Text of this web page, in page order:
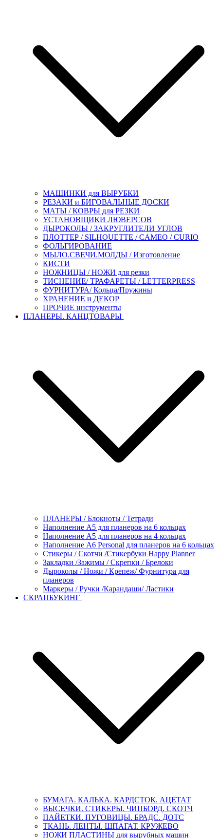
МАШИНКИ для ВЫРУБКИ
РЕЗАКИ и БИГОВАЛЬНЫЕ ДОСКИ
МАТЫ / КОВРЫ для РЕЗКИ
УСТАНОВЩИКИ ЛЮВЕРСОВ
ДЫРОКОЛЫ / ЗАКРУГЛИТЕЛИ УГЛОВ
ПЛОТТЕР / SILHOUETTE / CAMEO / CURIO
ФОЛЬГИРОВАНИЕ
МЫЛО.СВЕЧИ.МОЛДЫ / Изготовление
КИСТИ
НОЖНИЦЫ / НОЖИ для резки
ТИСНЕНИЕ/ ТРАФАРЕТЫ / LETTERPRESS
ФУРНИТУРА/ Кольца/Пружины
ХРАНЕНИЕ и ДЕКОР
ПРОЧИЕ инструменты
ПЛАНЕРЫ. КАНЦТОВАРЫ
ПЛАНЕРЫ / Блокноты / Тетради
Наполнение А5 для планеров на 6 кольцах
Наполнение А5 для планеров на 4 кольцах
Наполнение А6 Personal для планеров на 6 кольцах
Стикеры / Скотчи /Стикербуки Happy Planner
Закладки /Зажимы / Скрепки / Брелоки
Дыроколы / Ножи / Крепеж/ Фурнитура для
планеров
Маркеры / Ручки /Карандаши/ Ластики
СКРАПБУКИНГ
БУМАГА. КАЛЬКА. КАРДСТОК. АЦЕТАТ
ВЫСЕЧКИ. СТИКЕРЫ. ЧИПБОРД. СКОТЧ
ПАЙЕТКИ. ПУГОВИЦЫ. БРАДС. ДОТС
ТКАНЬ. ЛЕНТЫ. ШПАГАТ. КРУЖЕВО
НОЖИ ПЛАСТИНЫ для вырубных машин